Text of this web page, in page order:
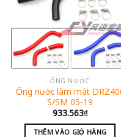
ỐNG NƯỚC
Ống nước làm mát
S/SM 05-19
933.563₫
THÊM VÀO GIỎ HÀNG